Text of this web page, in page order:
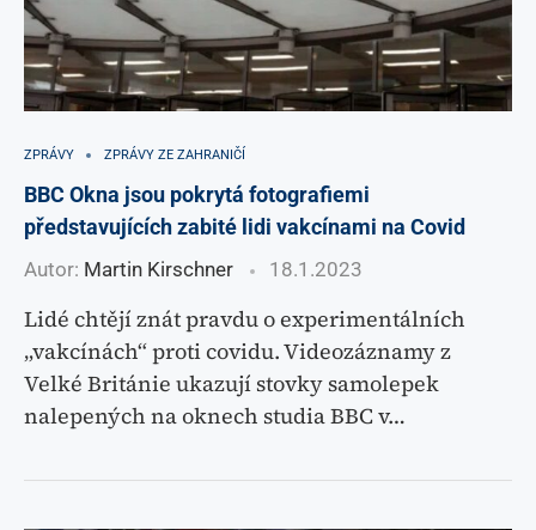
ZPRÁVY ZPRÁVY ZE ZAHRANIČÍ
BBC Okna jsou pokrytá fotografiemi
představujících zabité lidi vakcínami na Covid
Autor: Martin Kirschner 18.1.2023
Lidé chtějí znát pravdu o experimentálních
„vakcínách“ proti covidu. Videozáznamy z
Velké Británie ukazují stovky samolepek
nalepených na oknech studia BBC v…